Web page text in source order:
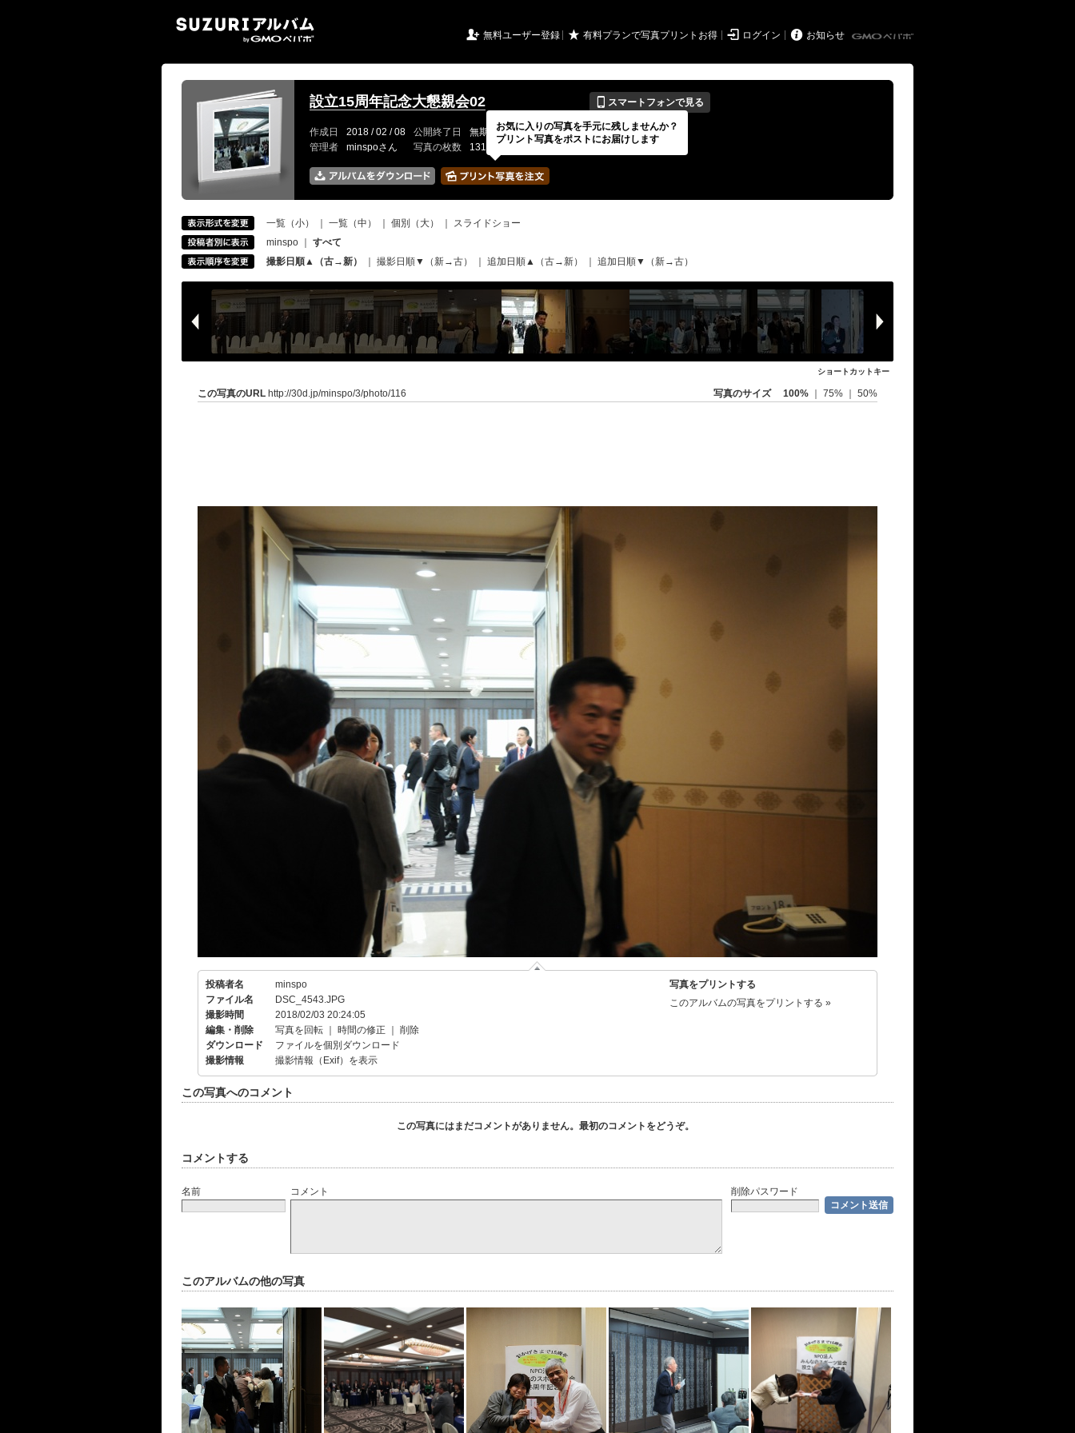
 無料ユーザー登録 ★ 有料プランで写真プリントお得  ログイン  お知らせ
設立15周年記念大懇親会02 📱 スマートフォンで見る
作成日 2018 / 02 / 08 公開終了日 無期限 イベントの期間
---
管理者
minspoさん 写真の枚数 131 / 150枚
一覧（小） 一覧（中） 個別（大）
スライドショー
minspo
すべて
撮影日順▲（古→新）
撮影日順▼（新→古） 追加日順▲（古→新） 追加日順▼（新→古）
ショートカットキー
この写真のURL http://30d.jp/minspo/3/photo/116 写真のサイズ 100% 75% 50%
投稿者名
minspo
ファイル名
DSC_4543.JPG
撮影時間
2018/02/03 20:24:05
編集・削除
写真を回転 時間の修正
削除
ダウンロード
ファイルを個別ダウンロード
撮影情報
撮影情報（Exif）を表示
写真をプリントする
このアルバムの写真をプリントする »
この写真へのコメント
この写真にはまだコメントがありません。最初のコメントをどうぞ。
コメントする
名前 コメント 削除パスワード
このアルバムの他の写真
お気に入りの写真を手元に残しませんか？
プリント写真をポストにお届けします